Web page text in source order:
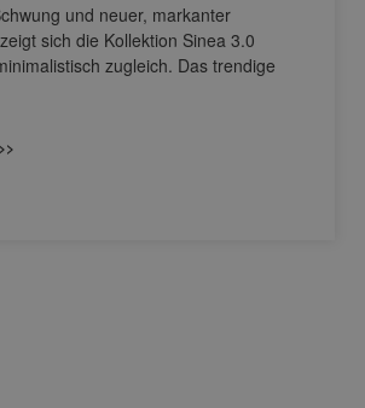
und neuer, markanter
sich die Kollektion Sinea 3.0
zugleich. Das trendige